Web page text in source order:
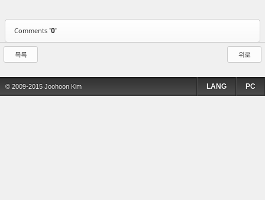
Comments '0'
목록 위로
© 2009-2015 Joohoon Kim PC
LANG